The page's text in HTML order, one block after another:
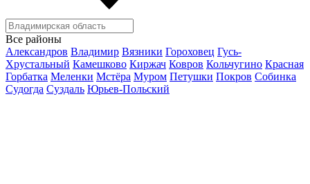
Все районы
Александров Владимир Вязники Гороховец Гусь-
Хрустальный Камешково Киржач Ковров Кольчугино Красная
Горбатка Меленки Мстёра Муром Петушки Покров Собинка
Судогда Суздаль Юрьев-Польский